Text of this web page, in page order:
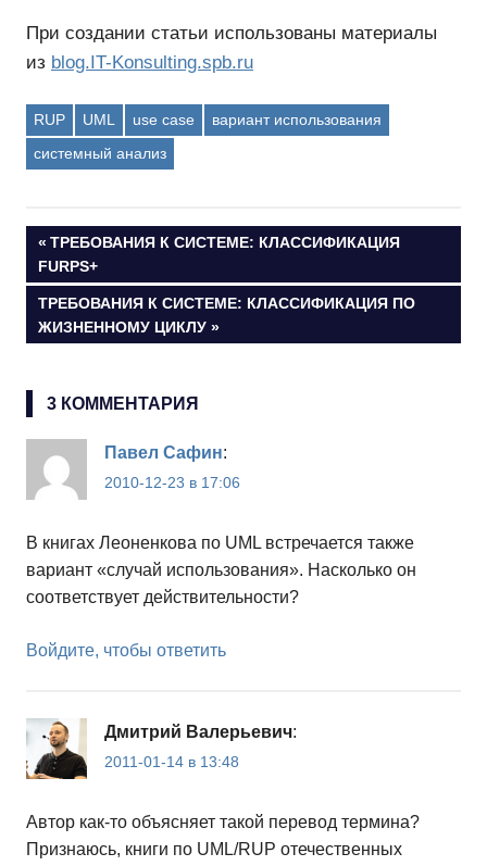
При создании статьи использованы материалы
из blog.IT-Konsulting.spb.ru
RUP UML use case
вариант использования
системный анализ
Навигация
по
записям
ПРЕДЫДУЩАЯ
ЗАПИСЬ:
ТРЕБОВАНИЯ К СИСТЕМЕ: КЛАССИФИКАЦИЯ
FURPS+
СЛЕДУЮЩАЯ
ЗАПИСЬ:
ТРЕБОВАНИЯ К СИСТЕМЕ: КЛАССИФИКАЦИЯ ПО
ЖИЗНЕННОМУ ЦИКЛУ
3 КОММЕНТАРИЯ
Павел Сафин:
2010-12-23 в 17:06
В книгах Леоненкова по UML встречается также
вариант «случай использования». Насколько он
соответствует действительности?
Войдите, чтобы ответить
Дмитрий Валерьевич:
2011-01-14 в 13:48
Автор как-то объясняет такой перевод термина?
Признаюсь, книги по UML/RUP отечественных